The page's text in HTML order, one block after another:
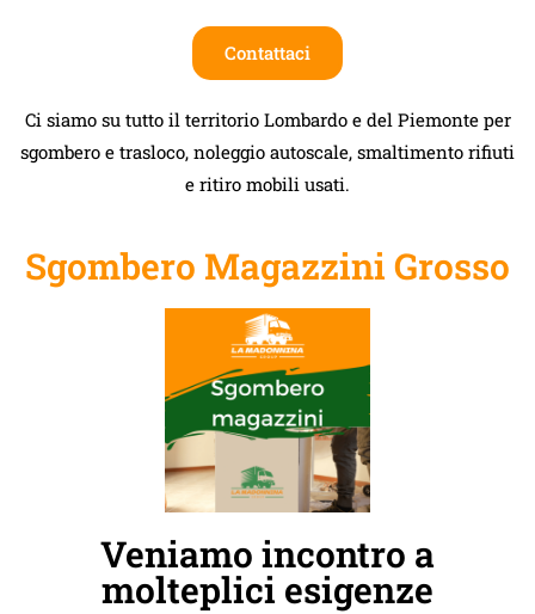
Contattaci
Ci siamo su tutto il territorio Lombardo e del Piemonte per
sgombero e trasloco, noleggio autoscale, smaltimento rifiuti
e ritiro mobili usati.
Sgombero Magazzini Grosso
Veniamo incontro a
molteplici esigenze